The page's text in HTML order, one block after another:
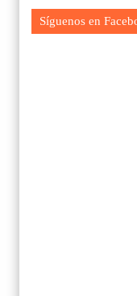
Síguenos en